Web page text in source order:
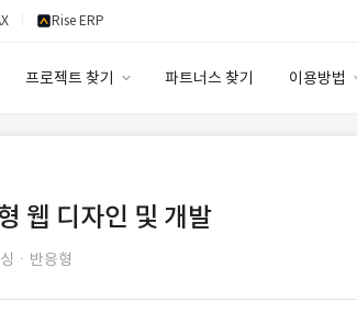
Rise ERP
프로젝트 찾기 파트너스 찾기 이용방법
웹 디자인 및 개발
ㆍ반응형